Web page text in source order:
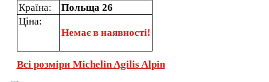
Країна:
Польща 26
Ціна:
Немає в наявності!
Всі розміри Michelin Agilis Alpin